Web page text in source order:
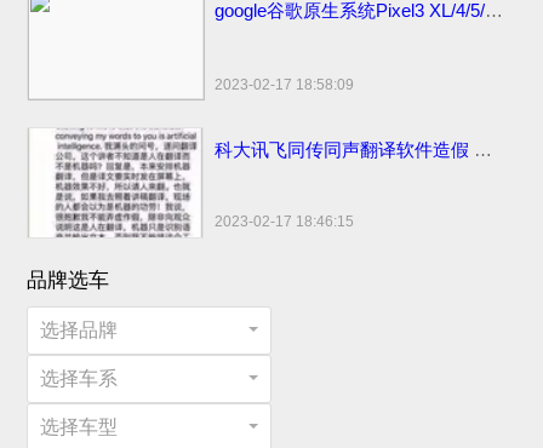
google谷歌原生系统Pixel3 XL/4/5/6 pro手机价格：刘海屏设计顶配版曾卖6900元
2023-02-17 18:58:09
科大讯飞同传同声翻译软件造假 浮夸不能只罚酒三杯
2023-02-17 18:46:15
品牌选车
选择品牌
选择车系
选择车型